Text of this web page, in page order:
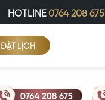
HOTLINE0764 208 675
ĐẶT LỊCH